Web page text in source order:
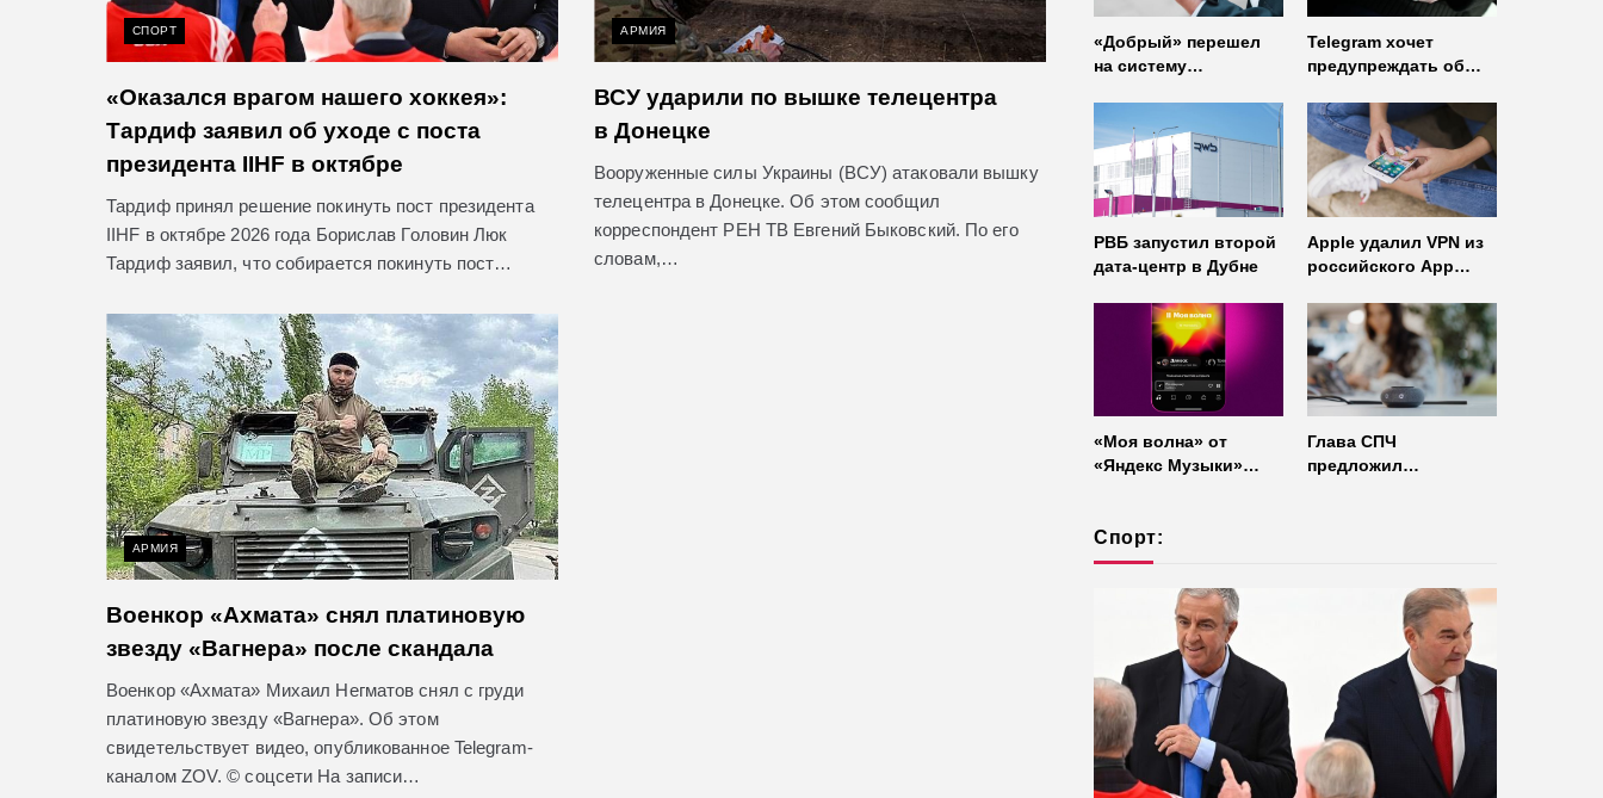
СПОРТ
«Оказался врагом нашего хоккея»:
Тардиф заявил об уходе с поста
президента IIHF в октябре
Тардиф принял решение покинуть пост президента
IIHF в октябре 2026 года Борислав Головин Люк
Тардиф заявил, что собирается покинуть пост…
АРМИЯ
ВСУ ударили по вышке телецентра
в Донецке
Вооруженные силы Украины (ВСУ) атаковали вышку
телецентра в Донецке. Об этом сообщил
корреспондент РЕН ТВ Евгений Быковский. По его
словам,…
АРМИЯ
Военкор «Ахмата» снял платиновую
звезду «Вагнера» после скандала
Военкор «Ахмата» Михаил Негматов снял с груди
платиновую звезду «Вагнера». Об этом
свидетельствует видео, опубликованное Telegram-
каналом ZOV. © соцсети На записи…
«Добрый» перешел
на систему
«Газинформсервис»
Telegram хочет
предупреждать об
неофициальных
клиентов
мессенджера
РВБ запустил второй
дата-центр в Дубне
Apple удалил VPN из
российского App
«Моя волна» от
«Яндекс Музыки»
Глава СПЧ
предложил
Спорт: